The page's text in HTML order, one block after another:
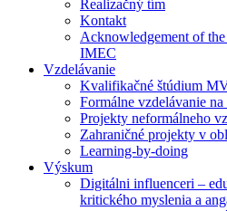
Realizačný tím
Kontakt
Acknowledgement of
IMEC
Vzdelávanie
Kvalifikačné štúdium
Formálne vzdelávanie
Projekty neformálneho
Zahraničné projekty v
Learning-by-doing
Výskum
Digitálni influenceri –
kritického myslenia a